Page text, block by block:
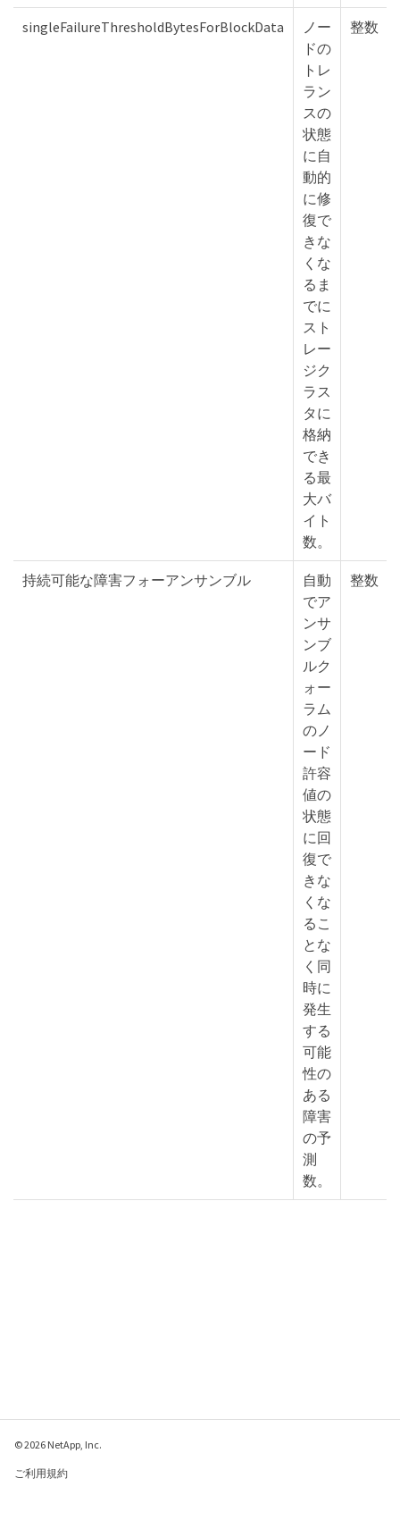
singleFailureThresholdBytesForBlockData
ノー
ドの
トレ
ラン
スの
状態
に自
動的
に修
復で
きな
くな
るま
でに
スト
レー
ジク
ラス
タに
格納
でき
る最
大バ
イト
数。
整数
持続可能な障害フォーアンサンブル
自動
でア
ンサ
ンブ
ルク
ォー
ラム
のノ
ード
許容
値の
状態
に回
復で
きな
くな
るこ
とな
く同
時に
発生
する
可能
性の
ある
障害
の予
測
数。
整数
© 2026 NetApp, Inc.
ご利用規約